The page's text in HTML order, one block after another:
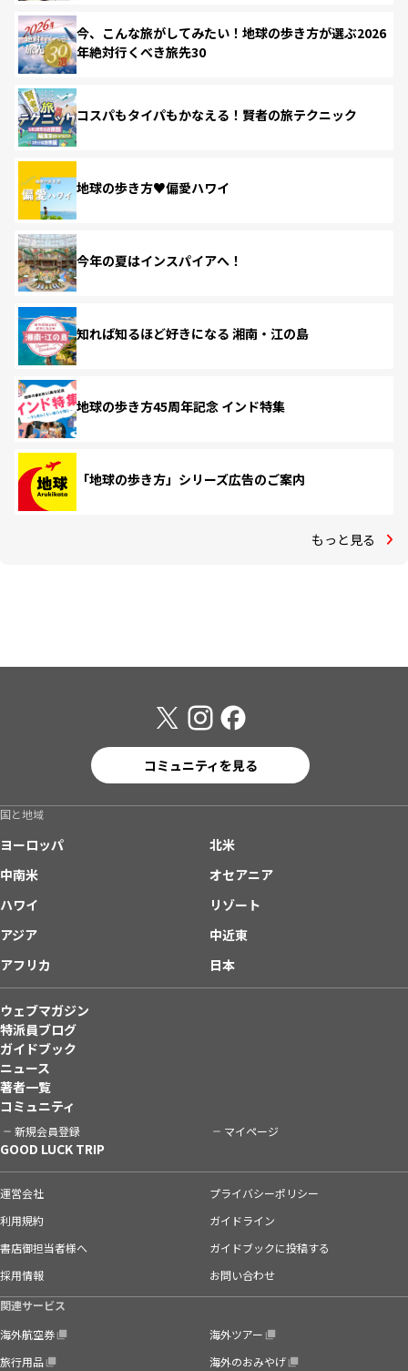
今、こんな旅がしてみたい！地球の歩き方が選ぶ2026
年絶対行くべき旅先30
コスパもタイパもかなえる！賢者の旅テクニック
地球の歩き方♥偏愛ハワイ
今年の夏はインスパイアへ！
知れば知るほど好きになる 湘南・江の島
地球の歩き方45周年記念 インド特集
「地球の歩き方」シリーズ広告のご案内
もっと見る
コミュニティを見る
国と地域
ヨーロッパ
北米
中南米
オセアニア
ハワイ
リゾート
アジア
中近東
アフリカ
日本
ウェブマガジン
特派員ブログ
ガイドブック
ニュース
著者一覧
コミュニティ
新規会員登録 マイページ
GOOD LUCK TRIP
運営会社
プライバシーポリシー
利用規約
ガイドライン
書店御担当者様へ
ガイドブックに投稿する
採用情報
お問い合わせ
関連サービス
海外航空券
海外ツアー
旅行用品
海外のおみやげ